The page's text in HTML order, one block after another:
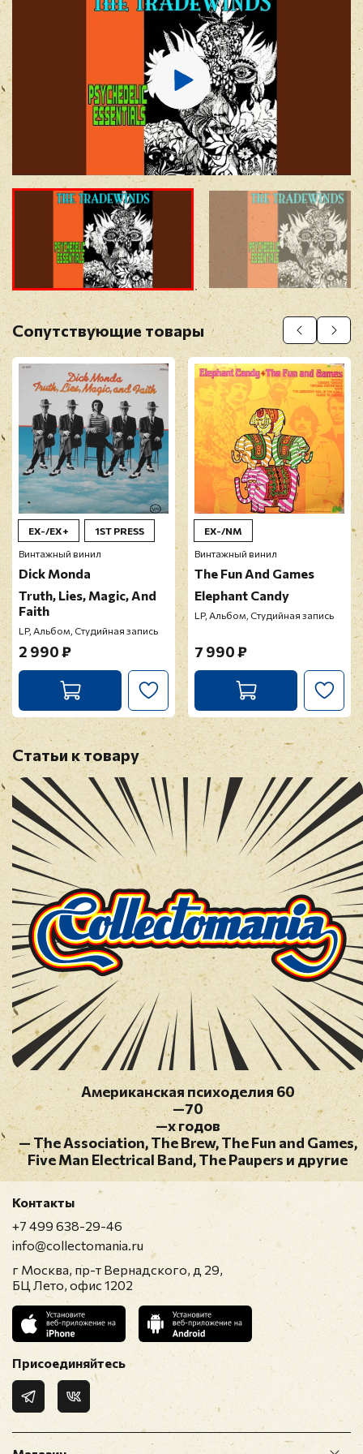
Прикрепить фото
Оставить отзыв
Перед публикацией отзывы проходят
модерацию
Сопутствующие товары
EX-/EX+
1ST PRESS
Винтажный винил
Dick Monda
Truth, Lies, Magic, And
Faith
LP, Альбом, Студийная запись
2 990 ₽
EX-/NM
Винтажный винил
The Fun And Games
Elephant Candy
LP, Альбом, Студийная запись
7 990 ₽
Статьи к товару
Американская психоделия 60
—70
—х годов
— The Association, The Brew, The Fun and Games,
Five Man Electrical Band, The Paupers и другие
Контакты
+7 499 638-29-46
info@collectomania.ru
г Москва, пр-т Вернадского, д 29,
БЦ Лето, офис 1202
Присоединяйтесь